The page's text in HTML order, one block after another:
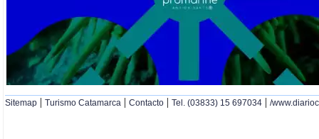
Sitemap | Turismo Catamarca | Contacto | Tel. (03833) 15 697034 | /